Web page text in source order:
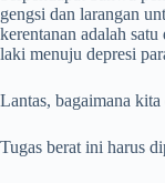
gengsi dan larangan
kerentanan adalah
laki menuju depresi
Lantas, bagaimana
Tugas berat ini harus